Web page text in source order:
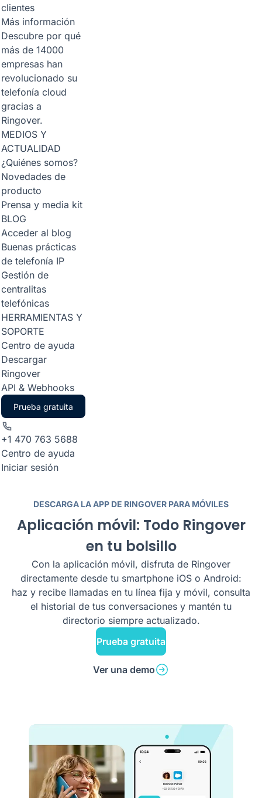
clientes
Más información
Descubre por qué
más de 14000
empresas han
revolucionado su
telefonía cloud
gracias a
Ringover.
MEDIOS Y
ACTUALIDAD
¿Quiénes somos?
Novedades de
producto
Prensa y media kit
BLOG
Acceder al blog
Buenas prácticas
de telefonía IP
Gestión de
centralitas
telefónicas
HERRAMIENTAS Y
SOPORTE
Centro de ayuda
Descargar
Ringover
API & Webhooks
Prueba gratuita
+1 470 763 5688
Centro de ayuda
Iniciar sesión
DESCARGA LA APP DE RINGOVER PARA MÓVILES
Aplicación móvil: Todo Ringover
en tu bolsillo
Con la aplicación móvil, disfruta de Ringover
directamente desde tu smartphone iOS o Android:
haz y recibe llamadas en tu línea fija y móvil, consulta
el historial de tus conversaciones y mantén tu
directorio siempre actualizado.
Prueba gratuita
Ver una demo